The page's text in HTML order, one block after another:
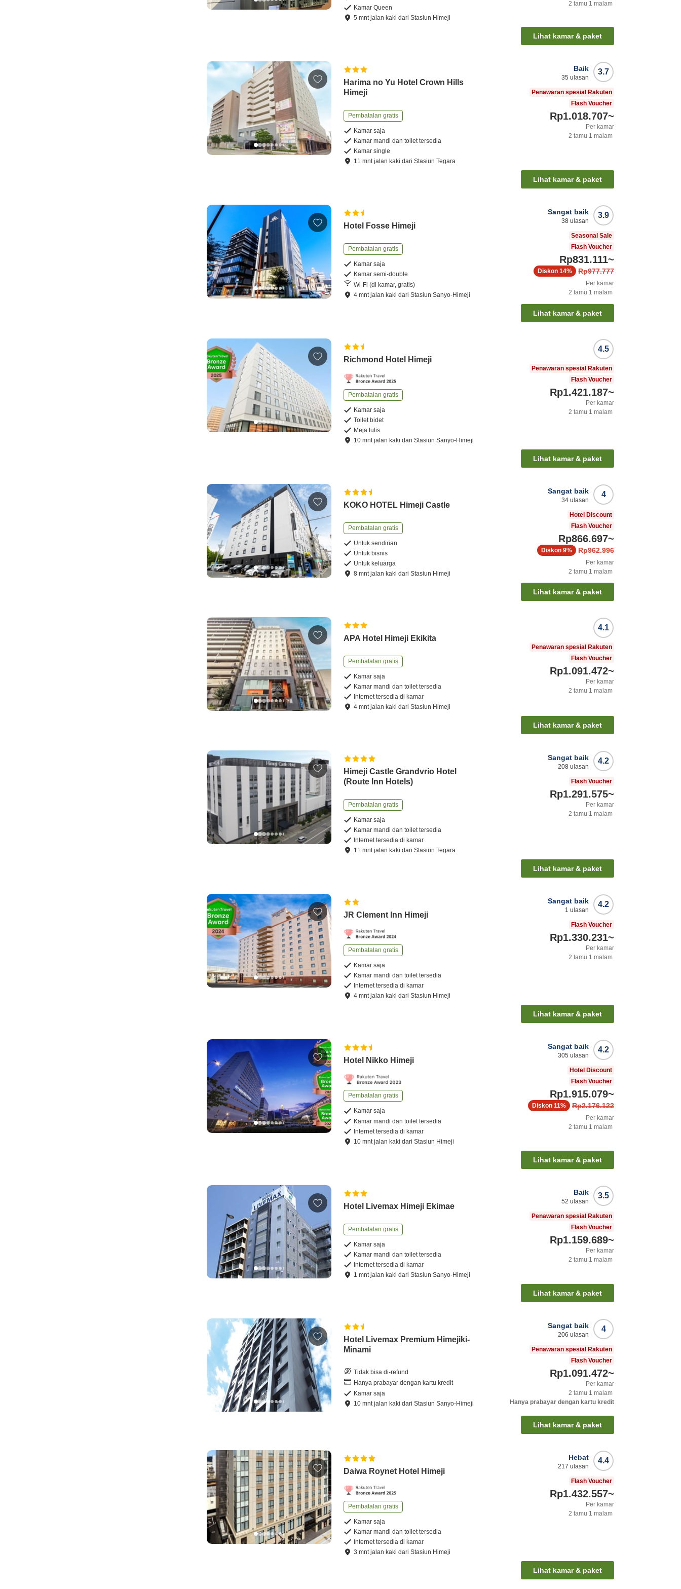
Kamar Queen
5 mntjalan kaki dariStasiun Himeji
2 tamu 1 malam
Lihat kamar & paket
Harima no Yu Hotel Crown Hills
Himeji
Pembatalan gratis
Kamar saja
Kamar mandi dan toilet tersedia
Kamar single
11 mntjalan kaki dariStasiun Tegara
3.7
Baik
35 ulasan
Penawaran spesial Rakuten
Flash Voucher
Rp1.018.707~
Per kamar
2 tamu 1 malam
Lihat kamar & paket
Hotel Fosse Himeji
Pembatalan gratis
Kamar saja
Kamar semi-double
Wi-Fi (di kamar, gratis)
4 mntjalan kaki dariStasiun Sanyo-Himeji
3.9
Sangat baik
38 ulasan
Seasonal Sale
Flash Voucher
Rp831.111~
Rp977.777
Diskon 14%
Per kamar
2 tamu 1 malam
Lihat kamar & paket
Richmond Hotel Himeji
Pembatalan gratis
Kamar saja
Toilet bidet
Meja tulis
10 mntjalan kaki dariStasiun Sanyo-Himeji
4.5
Penawaran spesial Rakuten
Flash Voucher
Rp1.421.187~
Per kamar
2 tamu 1 malam
Lihat kamar & paket
KOKO HOTEL Himeji Castle
Pembatalan gratis
Untuk sendirian
Untuk bisnis
Untuk keluarga
8 mntjalan kaki dariStasiun Himeji
4
Sangat baik
34 ulasan
Hotel Discount
Flash Voucher
Rp866.697~
Rp962.996
Diskon 9%
Per kamar
2 tamu 1 malam
Lihat kamar & paket
APA Hotel Himeji Ekikita
Pembatalan gratis
Kamar saja
Kamar mandi dan toilet tersedia
Internet tersedia di kamar
4 mntjalan kaki dariStasiun Himeji
4.1
Penawaran spesial Rakuten
Flash Voucher
Rp1.091.472~
Per kamar
2 tamu 1 malam
Lihat kamar & paket
Himeji Castle Grandvrio Hotel
(Route Inn Hotels)
Pembatalan gratis
Kamar saja
Kamar mandi dan toilet tersedia
Internet tersedia di kamar
11 mntjalan kaki dariStasiun Tegara
4.2
Sangat baik
208 ulasan
Flash Voucher
Rp1.291.575~
Per kamar
2 tamu 1 malam
Lihat kamar & paket
JR Clement Inn Himeji
Pembatalan gratis
Kamar saja
Kamar mandi dan toilet tersedia
Internet tersedia di kamar
4 mntjalan kaki dariStasiun Himeji
4.2
Sangat baik
1 ulasan
Flash Voucher
Rp1.330.231~
Per kamar
2 tamu 1 malam
Lihat kamar & paket
Hotel Nikko Himeji
Pembatalan gratis
Kamar saja
Kamar mandi dan toilet tersedia
Internet tersedia di kamar
10 mntjalan kaki dariStasiun Himeji
4.2
Sangat baik
305 ulasan
Hotel Discount
Flash Voucher
Rp1.915.079~
Rp2.176.122
Diskon 11%
Per kamar
2 tamu 1 malam
Lihat kamar & paket
Hotel Livemax Himeji Ekimae
Pembatalan gratis
Kamar saja
Kamar mandi dan toilet tersedia
Internet tersedia di kamar
1 mntjalan kaki dariStasiun Sanyo-Himeji
3.5
Baik
52 ulasan
Penawaran spesial Rakuten
Flash Voucher
Rp1.159.689~
Per kamar
2 tamu 1 malam
Lihat kamar & paket
Hotel Livemax Premium Himejiki-
Minami
Tidak bisa di-refund
Hanya prabayar dengan kartu kredit
Kamar saja
10 mntjalan kaki dariStasiun Sanyo-Himeji
4
Sangat baik
206 ulasan
Penawaran spesial Rakuten
Flash Voucher
Rp1.091.472~
Per kamar
2 tamu 1 malam
Hanya prabayar dengan kartu kredit
Lihat kamar & paket
Daiwa Roynet Hotel Himeji
Pembatalan gratis
Kamar saja
Kamar mandi dan toilet tersedia
Internet tersedia di kamar
3 mntjalan kaki dariStasiun Himeji
4.4
Hebat
217 ulasan
Flash Voucher
Rp1.432.557~
Per kamar
2 tamu 1 malam
Lihat kamar & paket